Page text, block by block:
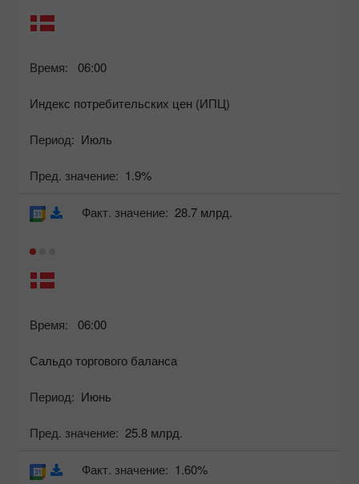
Время: 06:00
Индекс потребительских цен (ИПЦ)
Период: Июль
Пред. значение: 1.9%
Время: 06:00
Сальдо торгового баланса
Период: Июнь
Пред. значение: 25.8 млрд.
Факт. значение: 28.7 млрд.
Факт. значение: 1.60%